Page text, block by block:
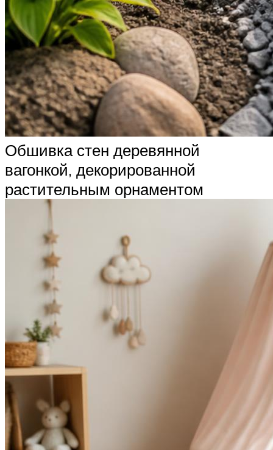
Обшивка стен деревянной
вагонкой, декорированной
растительным орнаментом